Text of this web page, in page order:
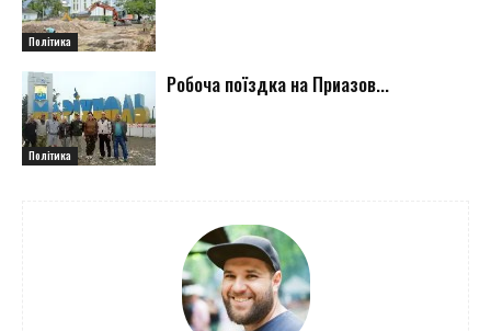
Політика
Політика
Робоча поїздка на Приазов...